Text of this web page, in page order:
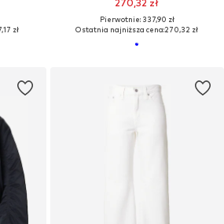
zł
270,32 zł
Pierwotnie: 337,90 zł
Ostatnia najniższa cena:270,32 zł